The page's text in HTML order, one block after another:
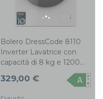
Bolero DressCode 8110
Inverter Lavatrice con
capacità di 8 kg e 1200
programmi, Classe A,
329,00 €